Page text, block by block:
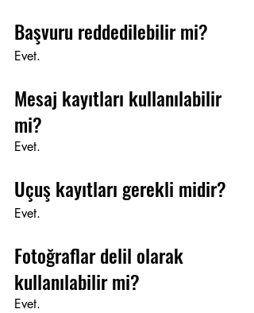
Başvuru reddedilebilir mi?
Evet.
Mesaj kayıtları kullanılabilir
mi?
Evet.
Uçuş kayıtları gerekli midir?
Evet.
Fotoğraflar delil olarak
kullanılabilir mi?
Evet.